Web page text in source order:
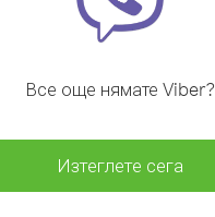
Все още нямате Viber?
Изтеглете сега